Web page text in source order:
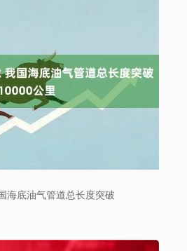
海底油气管道总长度突破